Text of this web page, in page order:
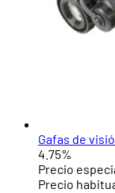
Gafas de
4.75%
Precio
Precio